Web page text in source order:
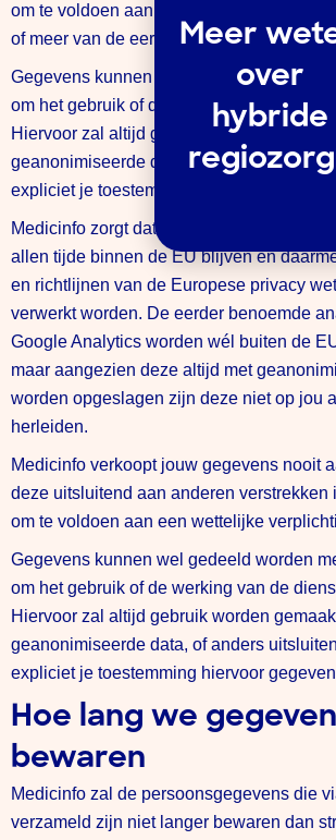
om te voldoen aan een wettelijke
of meer van de eerder vermelde
Gegevens kunnen wel gedeeld worden
om het gebruik of de werking van de
Hiervoor zal altijd gebruik worden gemaakt
geanonimiseerde data, of anders
expliciet je toestemming hiervoor gegeven
Medicinfo zorgt dat gegevens die op jou
allen tijde binnen de EU blijven en
en richtlijnen van de Europese privacy
verwerkt worden. De eerder benoemde
Google Analytics worden wél buiten de
maar aangezien deze altijd met
worden opgeslagen zijn deze niet op jou
herleiden.
Medicinfo verkoopt jouw gegevens nooit
deze uitsluitend aan anderen verstrekken
om te voldoen aan een wettelijke
Gegevens kunnen wel gedeeld worden
om het gebruik of de werking van de
Hiervoor zal altijd gebruik worden
geanonimiseerde data, of anders
expliciet je toestemming hiervoor
Hoe lang we
bewaren
Medicinfo zal de persoonsgegevens die
verzameld zijn niet langer bewaren dan
Meer
over
hybride